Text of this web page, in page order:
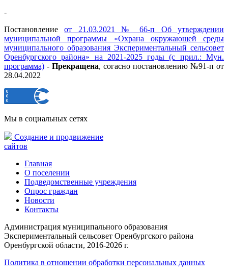
-
Постановлениеот 21.03.2021 № 66-п Об утверждении
муниципальной программы «Охрана окружающей среды
муниципального образования Экспериментальный сельсовет
Оренбургского района» на 2021-2025 годы (с прил.: Мун.
программа) - Прекращена, согасно постановлению №91-п от
28.04.2022
Мы в социальных сетях
Создание и продвижение
сайтов
Главная
О поселении
Подведомственные учреждения
Опрос граждан
Новости
Контакты
Администрация муниципального образования
Экспериментальный сельсовет Оренбургского района
Оренбургской области, 2016-2026 г.
Политика в отношении обработки персональных данных